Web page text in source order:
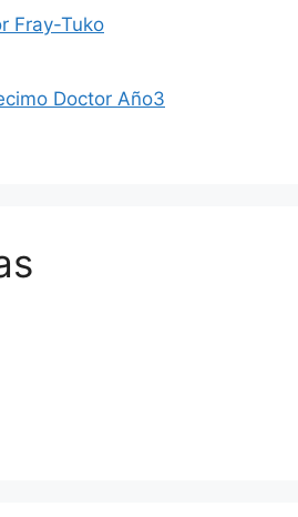
Fray-Tuko
Doctor Año3